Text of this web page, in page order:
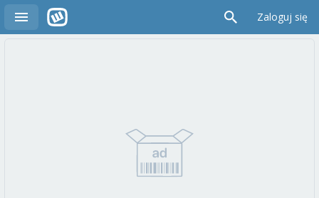
Zaloguj się